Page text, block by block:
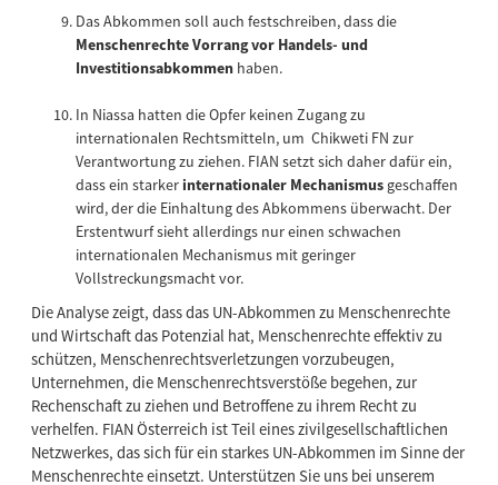
Das Abkommen soll auch festschreiben, dass die
Menschenrechte Vorrang vor Handels- und
Investitionsabkommen haben.
In Niassa hatten die Opfer keinen Zugang zu
internationalen Rechtsmitteln, um Chikweti FN zur
Verantwortung zu ziehen. FIAN setzt sich daher dafür ein,
dass ein starker internationaler Mechanismus geschaffen
wird, der die Einhaltung des Abkommens überwacht. Der
Erstentwurf sieht allerdings nur einen schwachen
internationalen Mechanismus mit geringer
Vollstreckungsmacht vor.
Die Analyse zeigt, dass das UN-Abkommen zu Menschenrechte
und Wirtschaft das Potenzial hat, Menschenrechte effektiv zu
schützen, Menschenrechtsverletzungen vorzubeugen,
Unternehmen, die Menschenrechtsverstöße begehen, zur
Rechenschaft zu ziehen und Betroffene zu ihrem Recht zu
verhelfen. FIAN Österreich ist Teil eines zivilgesellschaftlichen
Netzwerkes, das sich für ein starkes UN-Abkommen im Sinne der
Menschenrechte einsetzt. Unterstützen Sie uns bei unserem